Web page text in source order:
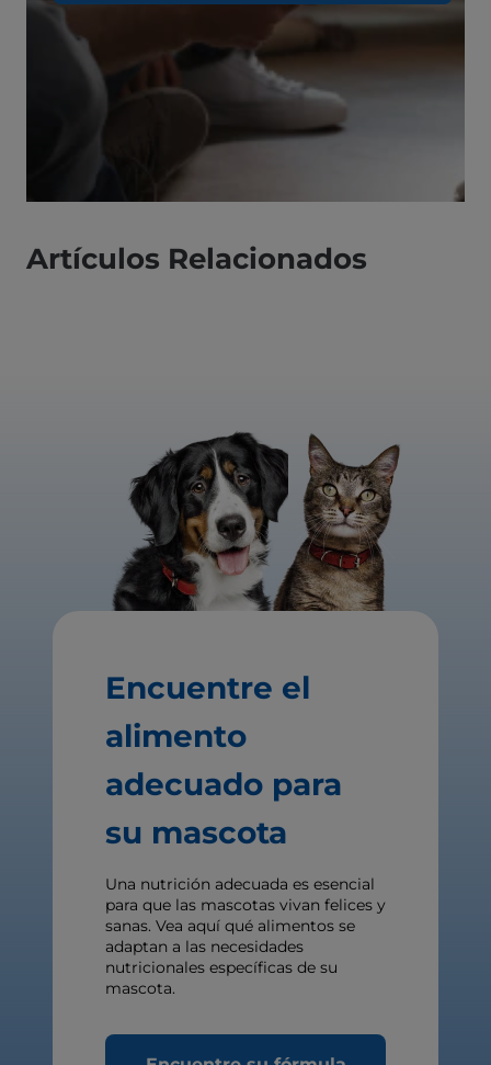
Artículos Relacionados
Encuentre el
alimento
adecuado para
su mascota
Una nutrición adecuada es esencial
para que las mascotas vivan felices y
sanas. Vea aquí qué alimentos se
adaptan a las necesidades
nutricionales específicas de su
mascota.